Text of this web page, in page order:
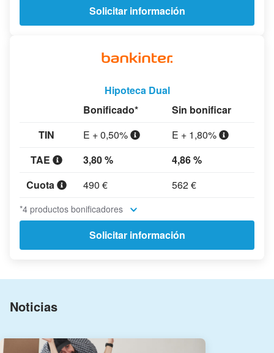
Solicitar información
Hipoteca Dual
Bonificado*
Sin bonificar
TIN
E + 0,50%
E + 1,80%
TAE
3,80 %
4,86 %
Cuota
490 € 562 €
*4 productos bonificadores
Solicitar información
Noticias